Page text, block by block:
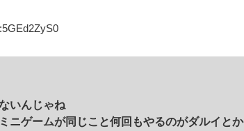
いんじゃね
ニゲームが同じこと何回もやるのがダルイとか